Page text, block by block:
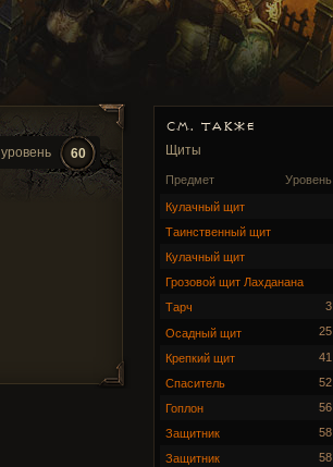
СМ. ТАКЖЕ
Щиты
Уровень
Предмет
Кулачный щит
Таинственный щит
Кулачный щит
Грозовой щит Лахданана
Тарч
3
Осадный щит 25
Крепкий щит 41
Спаситель 52
Гоплон 56
Защитник 58
Защитник 58
60